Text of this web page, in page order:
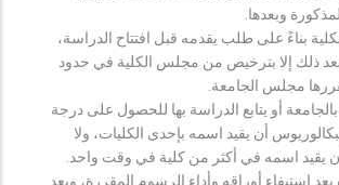
وبعدها.
بناءً على طلب يقدمه قبل افتتاح الدراسة،
بعد ذلك إلا بترخيص من مجلس الكلية في حدود
مجلس الجامعة.
أو يتابع الدراسة بها للحصول على درجة
أن يقيد اسمه بإحدى الكليات، ولا
يقيد اسمه في أكثر من كلية في وقت واحد.
بعد استيفاء أوراقه وأداء الرسوم المقررة، ويعد